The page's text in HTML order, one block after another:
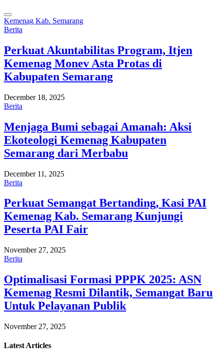
Kemenag Kab. Semarang
Berita
Perkuat Akuntabilitas Program, Itjen
Kemenag Monev Asta Protas di
Kabupaten Semarang
December 18, 2025
Berita
Menjaga Bumi sebagai Amanah: Aksi
Ekoteologi Kemenag Kabupaten
Semarang dari Merbabu
December 11, 2025
Berita
Perkuat Semangat Bertanding, Kasi PAI
Kemenag Kab. Semarang Kunjungi
Peserta PAI Fair
November 27, 2025
Berita
Optimalisasi Formasi PPPK 2025: ASN
Kemenag Resmi Dilantik, Semangat Baru
Untuk Pelayanan Publik
November 27, 2025
Latest Articles